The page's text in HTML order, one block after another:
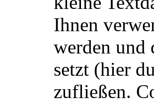
Ihnen
werden und
setzt (hier
zufließen.